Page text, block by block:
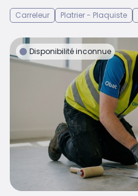
Carreleur Platrier - Plaquiste
Disponibilité inconnue